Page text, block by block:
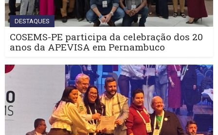
DESTAQUES
COSEMS-PE participa da celebração dos 20
anos da APEVISA em Pernambuco